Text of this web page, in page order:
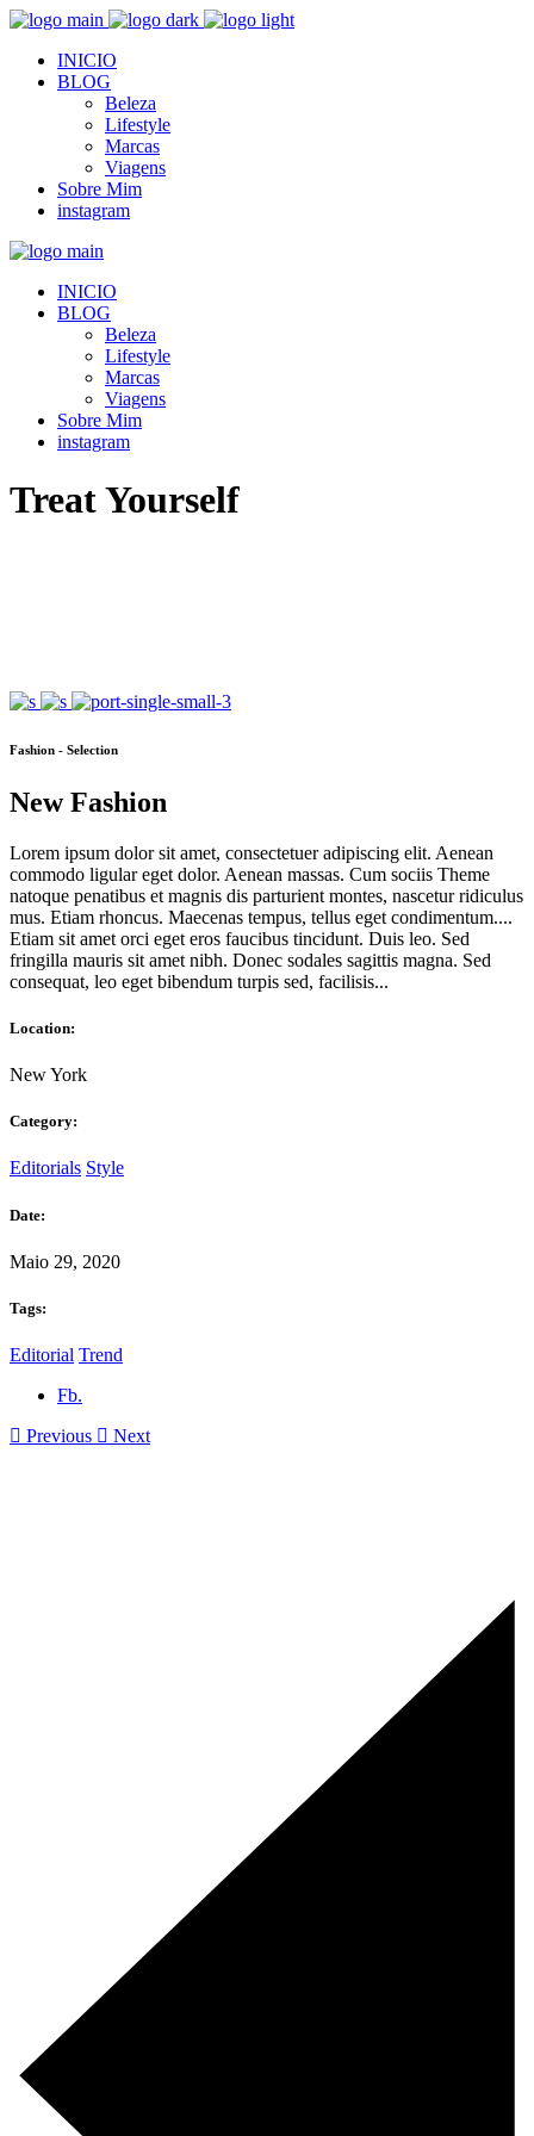
INICIO
BLOG
Beleza
Lifestyle
Marcas
Viagens
Sobre Mim
instagram
INICIO
BLOG
Beleza
Lifestyle
Marcas
Viagens
Sobre Mim
instagram
Treat Yourself
Fashion - Selection
New Fashion
Lorem ipsum dolor sit amet, consectetuer adipiscing elit. Aenean
commodo ligular eget dolor. Aenean massas. Cum sociis Theme
natoque penatibus et magnis dis parturient montes, nascetur ridiculus
mus. Etiam rhoncus. Maecenas tempus, tellus eget condimentum....
Etiam sit amet orci eget eros faucibus tincidunt. Duis leo. Sed
fringilla mauris sit amet nibh. Donec sodales sagittis magna. Sed
consequat, leo eget bibendum turpis sed, facilisis...
Location:
New York
Category:
Editorials Style
Date:
Maio 29, 2020
Tags:
Editorial Trend
Fb.
Previous
Next